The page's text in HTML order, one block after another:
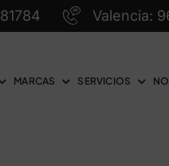
Valencia:
MARCAS SERVICIOS